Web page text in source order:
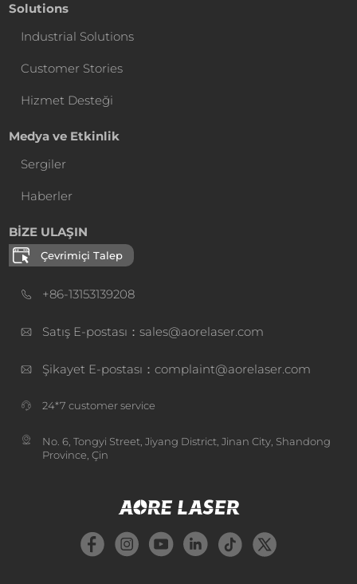
Solutions
Industrial Solutions
Customer Stories
Hizmet Desteği
Medya ve Etkinlik
Sergiler
Haberler
BİZE ULAŞIN
Çevrimiçi Talep
+86-13153139208
Satış E-postası：sales@aorelaser.com
Şikayet E-postası：complaint@aorelaser.com
24*7 customer service
No. 6, Tongyi Street, Jiyang District, Jinan City, Shandong
Province, Çin